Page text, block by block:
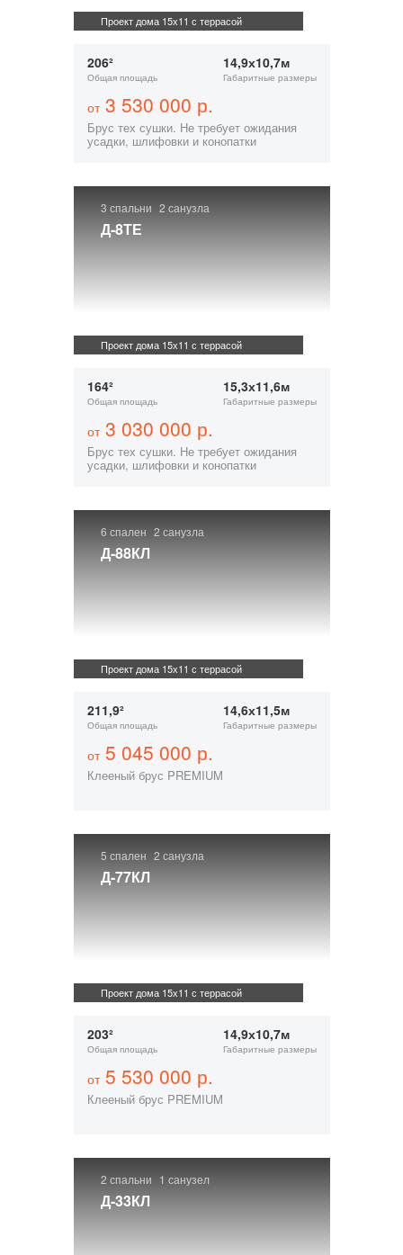
Проект дома 15х11 с террасой
206²
Общая площадь
14,9х10,7м
Габаритные размеры
от3 530 000 р.
Брус тех сушки. Не требует ожидания
усадки, шлифовки и конопатки
3 спальни 2 санузла
Д-8ТЕ
Проект дома 15х11 с террасой
164²
Общая площадь
15,3х11,6м
Габаритные размеры
от3 030 000 р.
Брус тех сушки. Не требует ожидания
усадки, шлифовки и конопатки
6 спален 2 санузла
Д-88КЛ
Проект дома 15х11 с террасой
211,9²
Общая площадь
14,6х11,5м
Габаритные размеры
от5 045 000 р.
Клееный брус PREMIUM
5 спален 2 санузла
Д-77КЛ
Проект дома 15х11 с террасой
203²
Общая площадь
14,9х10,7м
Габаритные размеры
от5 530 000 р.
Клееный брус PREMIUM
2 спальни 1 санузел
Д-33КЛ